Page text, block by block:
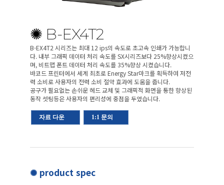
✺ B-EX4T2
B-EX4T2 시리즈는 최대 12 ips의 속도로 초고속 인쇄가 가능합니
다. 내부 그래픽 데이터 처리 속도를 SX시리즈보다 25%향상시켰으
며, 비트맵 폰트 데이터 처리 속도를 35%향상 시켰습니다.
바코드 프린터에서 세계 최초로 Energy Star마크를 획득하여 저전
력 소비로 사용자의 전력 소비 절약 효과에 도움을 줍니다.
공구가 필요없는 손쉬운 헤드 교체 및 그래픽적 화면을 통한 향상된
동작 셋팅등은 사용자의 편리성에 중점을 두었습니다.
자료 다운 1:1 문의
✺ product spec